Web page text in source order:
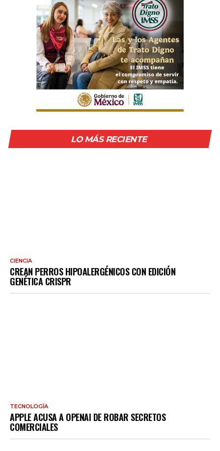
LO MÁS RECIENTE
CIENCIA
CREAN PERROS HIPOALERGÉNICOS CON EDICIÓN
GENÉTICA CRISPR
TECNOLOGÍA
APPLE ACUSA A OPENAI DE ROBAR SECRETOS
COMERCIALES